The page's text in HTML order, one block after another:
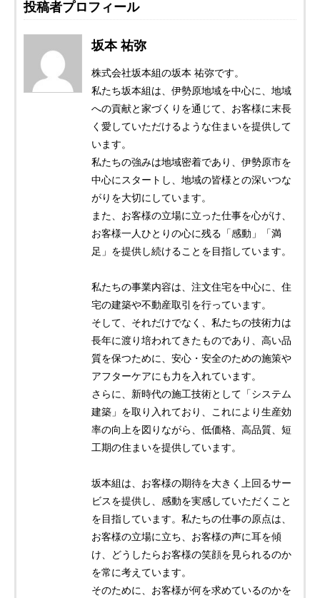
投稿者プロフィール
坂本 祐弥
株式会社坂本組の坂本 祐弥です。
私たち坂本組は、伊勢原地域を中心に、地域
への貢献と家づくりを通じて、お客様に末長
く愛していただけるような住まいを提供して
います。
私たちの強みは地域密着であり、伊勢原市を
中心にスタートし、地域の皆様との深いつな
がりを大切にしています。
また、お客様の立場に立った仕事を心がけ、
お客様一人ひとりの心に残る「感動」「満
足」を提供し続けることを目指しています。
私たちの事業内容は、注文住宅を中心に、住
宅の建築や不動産取引を行っています。
そして、それだけでなく、私たちの技術力は
長年に渡り培われてきたものであり、高い品
質を保つために、安心・安全のための施策や
アフターケアにも力を入れています。
さらに、新時代の施工技術として「システム
建築」を取り入れており、これにより生産効
率の向上を図りながら、低価格、高品質、短
工期の住まいを提供しています。
坂本組は、お客様の期待を大きく上回るサー
ビスを提供し、感動を実感していただくこと
を目指しています。私たちの仕事の原点は、
お客様の立場に立ち、お客様の声に耳を傾
け、どうしたらお客様の笑顔を見られるのか
を常に考えています。
そのために、お客様が何を求めているのかを